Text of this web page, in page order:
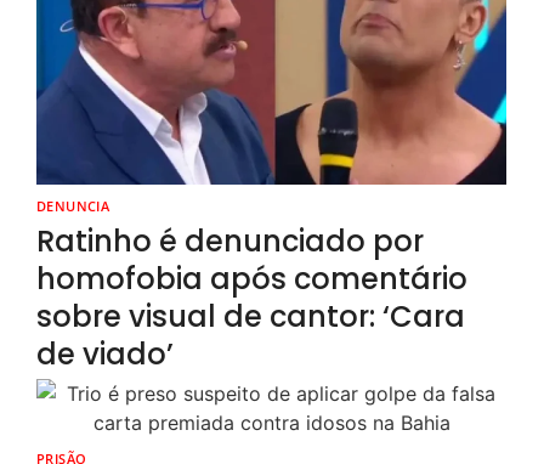
DENUNCIA
Ratinho é denunciado por
homofobia após comentário
sobre visual de cantor: ‘Cara
de viado’
PRISÃO